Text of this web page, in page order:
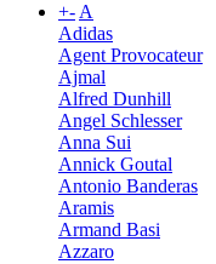
+-A
Adidas
Agent Provocateur
Ajmal
Alfred Dunhill
Angel Schlesser
Anna Sui
Annick Goutal
Antonio Banderas
Aramis
Armand Basi
Azzaro